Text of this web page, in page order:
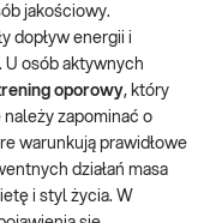
jakościowy.
dopływ energii i
U osób aktywnych
oporowy, który
zapominać o
warunkują prawidłowe
działań masa
i styl życia. W